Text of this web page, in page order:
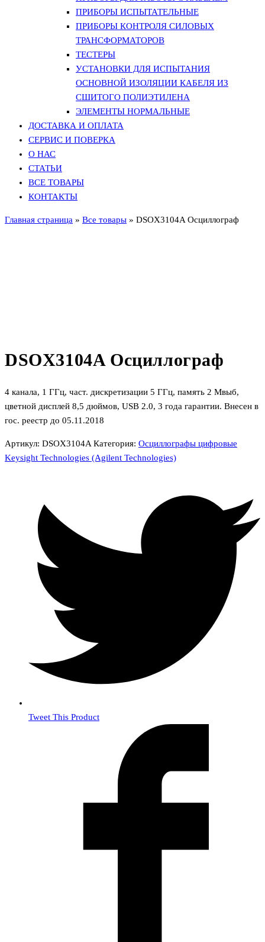
ПРИБОРЫ ИСПЫТАТЕЛЬНЫЕ
ПРИБОРЫ КОНТРОЛЯ СИЛОВЫХ
ТРАНСФОРМАТОРОВ
ТЕСТЕРЫ
УСТАНОВКИ ДЛЯ ИСПЫТАНИЯ
ОСНОВНОЙ ИЗОЛЯЦИИ КАБЕЛЯ ИЗ
СШИТОГО ПОЛИЭТИЛЕНА
ЭЛЕМЕНТЫ НОРМАЛЬНЫЕ
ДОСТАВКА И ОПЛАТА
СЕРВИС И ПОВЕРКА
О НАС
СТАТЬИ
ВСЕ ТОВАРЫ
КОНТАКТЫ
Главная страница » Все товары » DSOX3104A Осциллограф
DSOX3104A Осциллограф
4 канала, 1 ГГц, част. дискретизации 5 ГГц, память 2 Мвыб,
цветной дисплей 8,5 дюймов, USB 2.0, 3 года гарантии. Внесен в
гос. реестр до 05.11.2018
Артикул: DSOX3104A Категория: Осциллографы цифровые
Keysight Technologies (Agilent Technologies)
Tweet This Product